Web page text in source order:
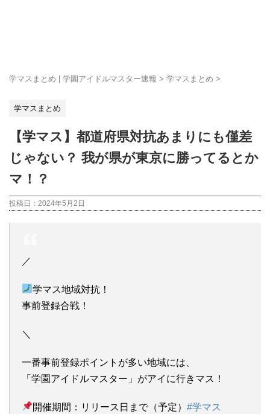
学マスまとめ | 学園アイドルマスター速報 > 学マスまとめ >
学マスまとめ
【学マス】都道府県対抗あまりにも僅差
じゃない？ 我が県が東京に勝ってるとか
マ！？
投稿日： 2024年5月2日
／
学マス地域対抗！
事前登録合戦！
＼
一番事前登録ポイントが多い地域には、
「学園アイドルマスター」がアイに行きマス！
開催期間：リリース日まで（予定）#学マス